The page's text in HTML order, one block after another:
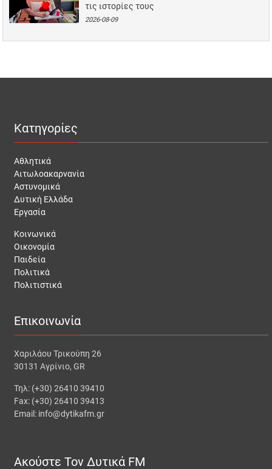
τις ιστορίες τους
2026-08-09
Κατηγορίες
Αθλητικά
Αιτωλοακαρνανία
Αστυνομικά
Δυτική Ελλάδα
Εργασία
Κοινωνικά
Οικονομία
Παιδεία
Πολιτικά
Πολιτιστικά
Επικοινωνία
Χαριλάου Τρικούπη 26
30131 Αγρίνιο, GR
Τηλ: (+30) 26410 39410
Fax: (+30) 26410 39413
Email: info@dytikafm.gr
Ακούστε Τον Δυτικά FM